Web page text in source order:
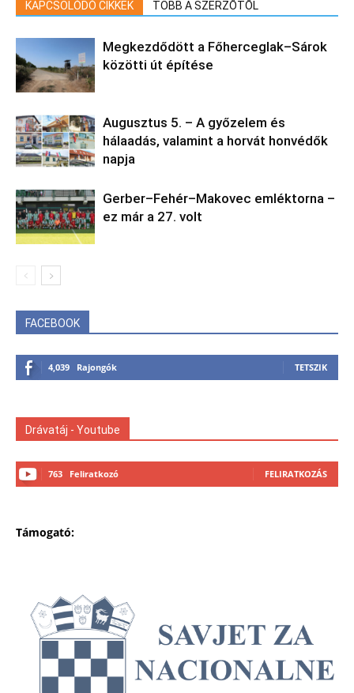
KAPCSOLÓDÓ CIKKEK TÖBB A SZERZŐTŐL
Megkezdődött a Főherceglak–Sárok
közötti út építése
Augusztus 5. – A győzelem és
hálaadás, valamint a horvát honvédők
napja
Gerber–Fehér–Makovec emléktorna –
ez már a 27. volt
FACEBOOK
4,039 Rajongók TETSZIK
Drávatáj - Youtube
763 Feliratkozó FELIRATKOZÁS
Támogató: